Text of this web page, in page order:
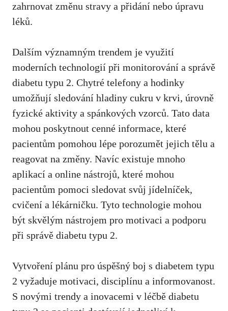
zahrnovat změnu ⁣stravy a přidání nebo úpravu
léků.
Dalším významným trendem je využití
moderních technologií​ při monitorování ⁤a⁣ správě
diabetu⁣ typu 2. Chytré telefony a hodinky
umožňují ​sledování hladiny cukru v krvi, úrovně
fyzické aktivity a spánkových vzorců. Tato data
mohou poskytnout cenné informace, které
pacientům pomohou lépe porozumět jejich tělu a
reagovat na změny. Navíc ⁢existuje mnoho
aplikací a‍ online nástrojů, které mohou
pacientům pomoci sledovat svůj jídelníček,
cvičení a lékárničku. Tyto technologie mohou‍
být skvělým nástrojem pro motivaci a ⁣podporu
při správě diabetu ⁤typu 2.
Vytvoření plánu pro úspěšný boj s diabetem typu
2 vyžaduje motivaci, disciplínu⁤ a informovanost.
S novými trendy a inovacemi v léčbě diabetu